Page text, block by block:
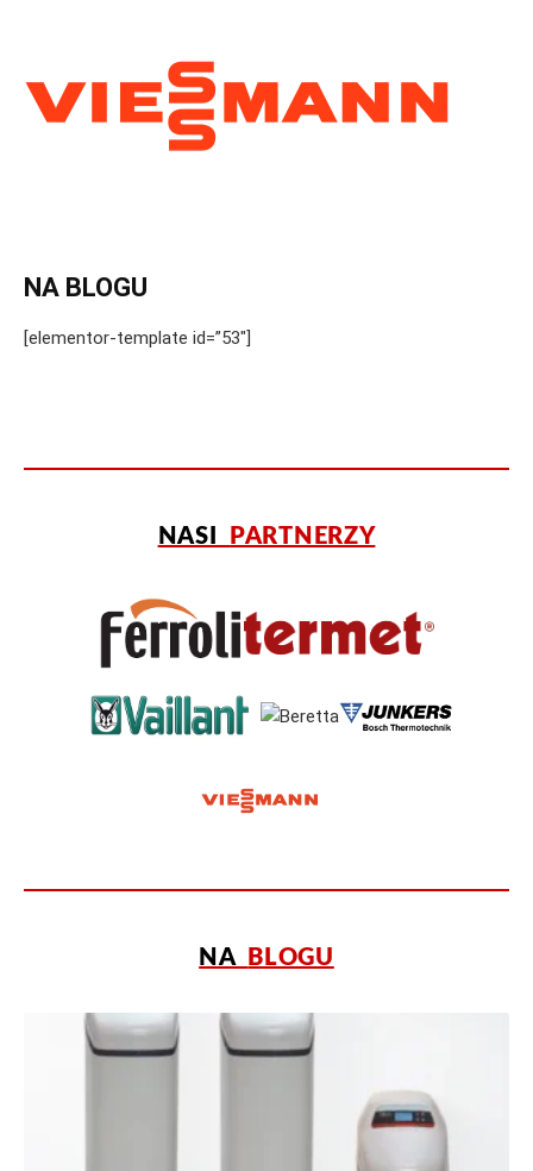
NA BLOGU
[elementor-template id=”53″]
NASI PARTNERZY
NA BLOGU